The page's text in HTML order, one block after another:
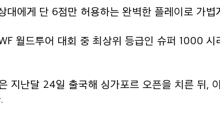
대에게 단 6점만 허용하는 완벽한 플레이로 가볍
월드투어 대회 중 최상위 등급인 슈퍼 1000
지난달 24일 출국해 싱가포르 오픈을 치른 뒤,